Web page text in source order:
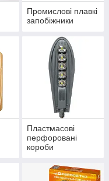
Промислові плавкі
запобіжники
Пластмасові
перфоровані
короби